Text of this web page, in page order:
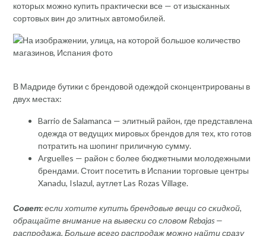
которых можно купить практически все — от изысканных
сортовых вин до элитных автомобилей.
В Мадриде бутики с брендовой одеждой сконцентрированы в
двух местах:
Barrio de Salamanca — элитный район, где представлена
одежда от ведущих мировых брендов для тех, кто готов
потратить на шопинг приличную сумму.
Arguelles — район с более бюджетными молодежными
брендами. Стоит посетить в Испании торговые центры
Xanadu, Islazul, аутлет Las Rozas Village.
Совет:если хотите купить брендовые вещи со скидкой,
обращайте внимание на вывески со словом Rebajas —
распродажа. Больше всего распродаж можно найти сразу